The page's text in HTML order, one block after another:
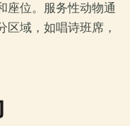
座位。服务性动物通
域，如唱诗班席，